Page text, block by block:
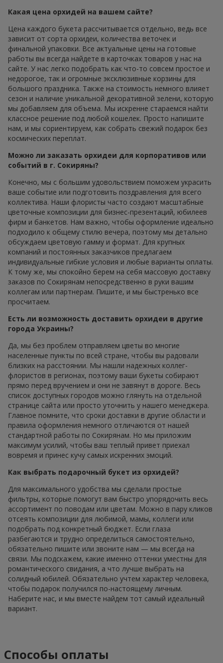
Какая цена орхидей на вашем сайте?
Цена каждого букета рассчитывается отдельно, ведь все
зависит от сорта орхидеи, количества веточек и
финальной упаковки. Все актуальные цены на готовые
работы вы всегда найдете в карточках товаров у нас на
сайте. У нас легко подобрать как что-то совсем простое и
недорогое, так и огромные эксклюзивные корзины для
большого праздника. Также на стоимость немного влияет
сезон и наличие уникальной декоративной зелени, которую
мы добавляем для объема. Мы искренне стараемся найти
классное решение под любой кошелек. Просто напишите
нам, и мы сориентируем, как собрать свежий подарок без
космических переплат.
Можно ли заказать орхидеи для корпоративов или
событий в г. Сокиряны?
Конечно, мы с большим удовольствием поможем украсить
ваше событие или подготовить поздравления для всего
коллектива. Наши флористы часто создают масштабные
цветочные композиции для бизнес-презентаций, юбилеев
фирм и банкетов. Нам важно, чтобы оформление идеально
подходило к общему стилю вечера, поэтому мы детально
обсуждаем цветовую гамму и формат. Для крупных
компаний и постоянных заказчиков предлагаем
индивидуальные гибкие условия и любые варианты оплаты.
К тому же, мы спокойно берем на себя массовую доставку
заказов по Сокирянам непосредственно в руки вашим
коллегам или партнерам. Пишите, и мы быстренько все
просчитаем.
Есть ли возможность доставить орхидеи в другие
города Украины?
Да, мы без проблем отправляем цветы во многие
населенные пункты по всей стране, чтобы вы радовали
близких на расстоянии. Мы нашли надежных коллег-
флористов в регионах, поэтому ваши букеты собирают
прямо перед вручением и они не завянут в дороге. Весь
список доступных городов можно глянуть на отдельной
странице сайта или просто уточнить у нашего менеджера.
Главное помните, что сроки доставки в другие области и
правила оформления немного отличаются от нашей
стандартной работы по Сокирянам. Но мы приложим
максимум усилий, чтобы ваш теплый привет приехал
вовремя и принес кучу самых искренних эмоций.
Как выбрать подарочный букет из орхидей?
Для максимального удобства мы сделали простые
фильтры, которые помогут вам быстро упорядочить весь
ассортимент по поводам или цветам. Можно в пару кликов
отсеять композиции для любимой, мамы, коллеги или
подобрать под конкретный бюджет. Если глаза
разбегаются и трудно определиться самостоятельно,
обязательно пишите или звоните нам — мы всегда на
связи. Мы подскажем, какие именно оттенки уместны для
романтического свидания, а что лучше выбрать на
солидный юбилей. Обязательно учтем характер человека,
чтобы подарок получился по-настоящему личным.
Наберите нас, и мы вместе найдем тот самый идеальный
вариант.
Способы оплаты